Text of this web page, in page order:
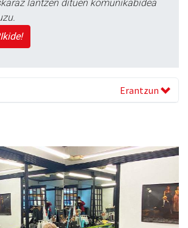
lantzen dituen komunikabidea
Erantzun